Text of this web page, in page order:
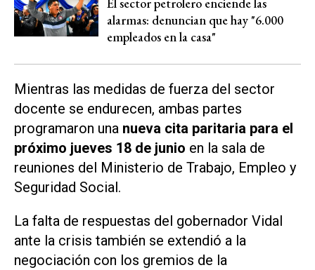
alarmas: denuncian que hay "6.000
empleados en la casa"
Mientras las medidas de fuerza del sector
docente se endurecen, ambas partes
programaron una nueva cita paritaria para el
próximo jueves 18 de junio en la sala de
reuniones del Ministerio de Trabajo, Empleo y
Seguridad Social.
La falta de respuestas del gobernador Vidal
ante la crisis también se extendió a la
negociación con los gremios de la